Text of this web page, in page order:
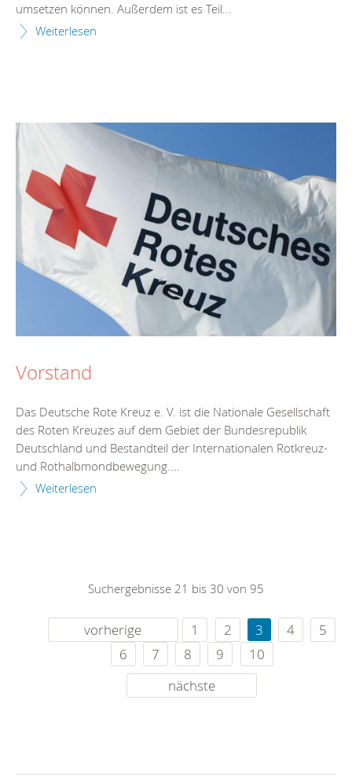
umsetzen können. Außerdem ist es Teil...
Weiterlesen
Vorstand
Das Deutsche Rote Kreuz e. V. ist die Nationale Gesellschaft
des Roten Kreuzes auf dem Gebiet der Bundesrepublik
Deutschland und Bestandteil der Internationalen Rotkreuz-
und Rothalbmondbewegung....
Weiterlesen
Suchergebnisse 21 bis 30 von 95
vorherige 1 2 3 4
5
6
7 8 9
10
nächste